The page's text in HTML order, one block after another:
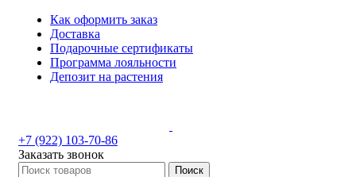
Как оформить заказ
Доставка
Подарочные сертификаты
Программа лояльности
Депозит на растения
+7 (922) 103-70-86
Заказать звонок
Поиск